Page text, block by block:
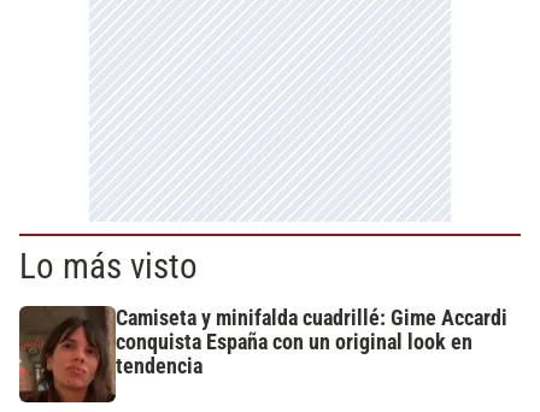
Lo más visto
Camiseta y minifalda cuadrillé: Gime Accardi
conquista España con un original look en
tendencia